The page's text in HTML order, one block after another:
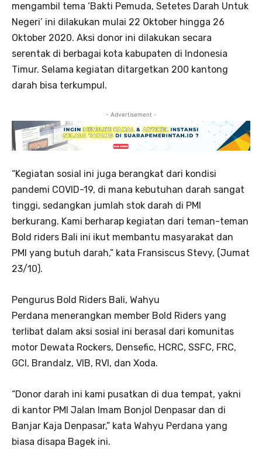
mengambil tema ‘Bakti Pemuda, Setetes Darah Untuk
Negeri’ ini dilakukan mulai 22 Oktober hingga 26
Oktober 2020. Aksi donor ini dilakukan secara
serentak di berbagai kota kabupaten di Indonesia
Timur. Selama kegiatan ditargetkan 200 kantong
darah bisa terkumpul.
- Advertisement -
“Kegiatan sosial ini juga berangkat dari kondisi
pandemi COVID-19, di mana kebutuhan darah sangat
tinggi, sedangkan jumlah stok darah di PMI
berkurang. Kami berharap kegiatan dari teman-teman
Bold riders Bali ini ikut membantu masyarakat dan
PMI yang butuh darah,” kata Fransiscus Stevy, (Jumat
23/10).
Pengurus Bold Riders Bali, Wahyu
Perdana menerangkan member Bold Riders yang
terlibat dalam aksi sosial ini berasal dari komunitas
motor Dewata Rockers, Densefic, HCRC, SSFC, FRC,
GCI, Brandalz, VIB, RVI, dan Xoda.
“Donor darah ini kami pusatkan di dua tempat, yakni
di kantor PMI Jalan Imam Bonjol Denpasar dan di
Banjar Kaja Denpasar,” kata Wahyu Perdana yang
biasa disapa Bagek ini.